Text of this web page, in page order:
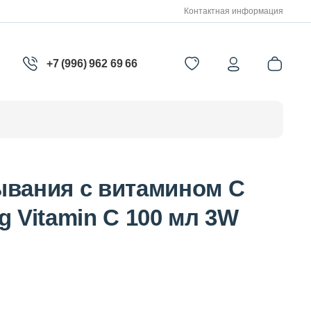
Контактная информация
+7 (996) 962 69 66
с витамином С
Vitamin C 100 мл 3W